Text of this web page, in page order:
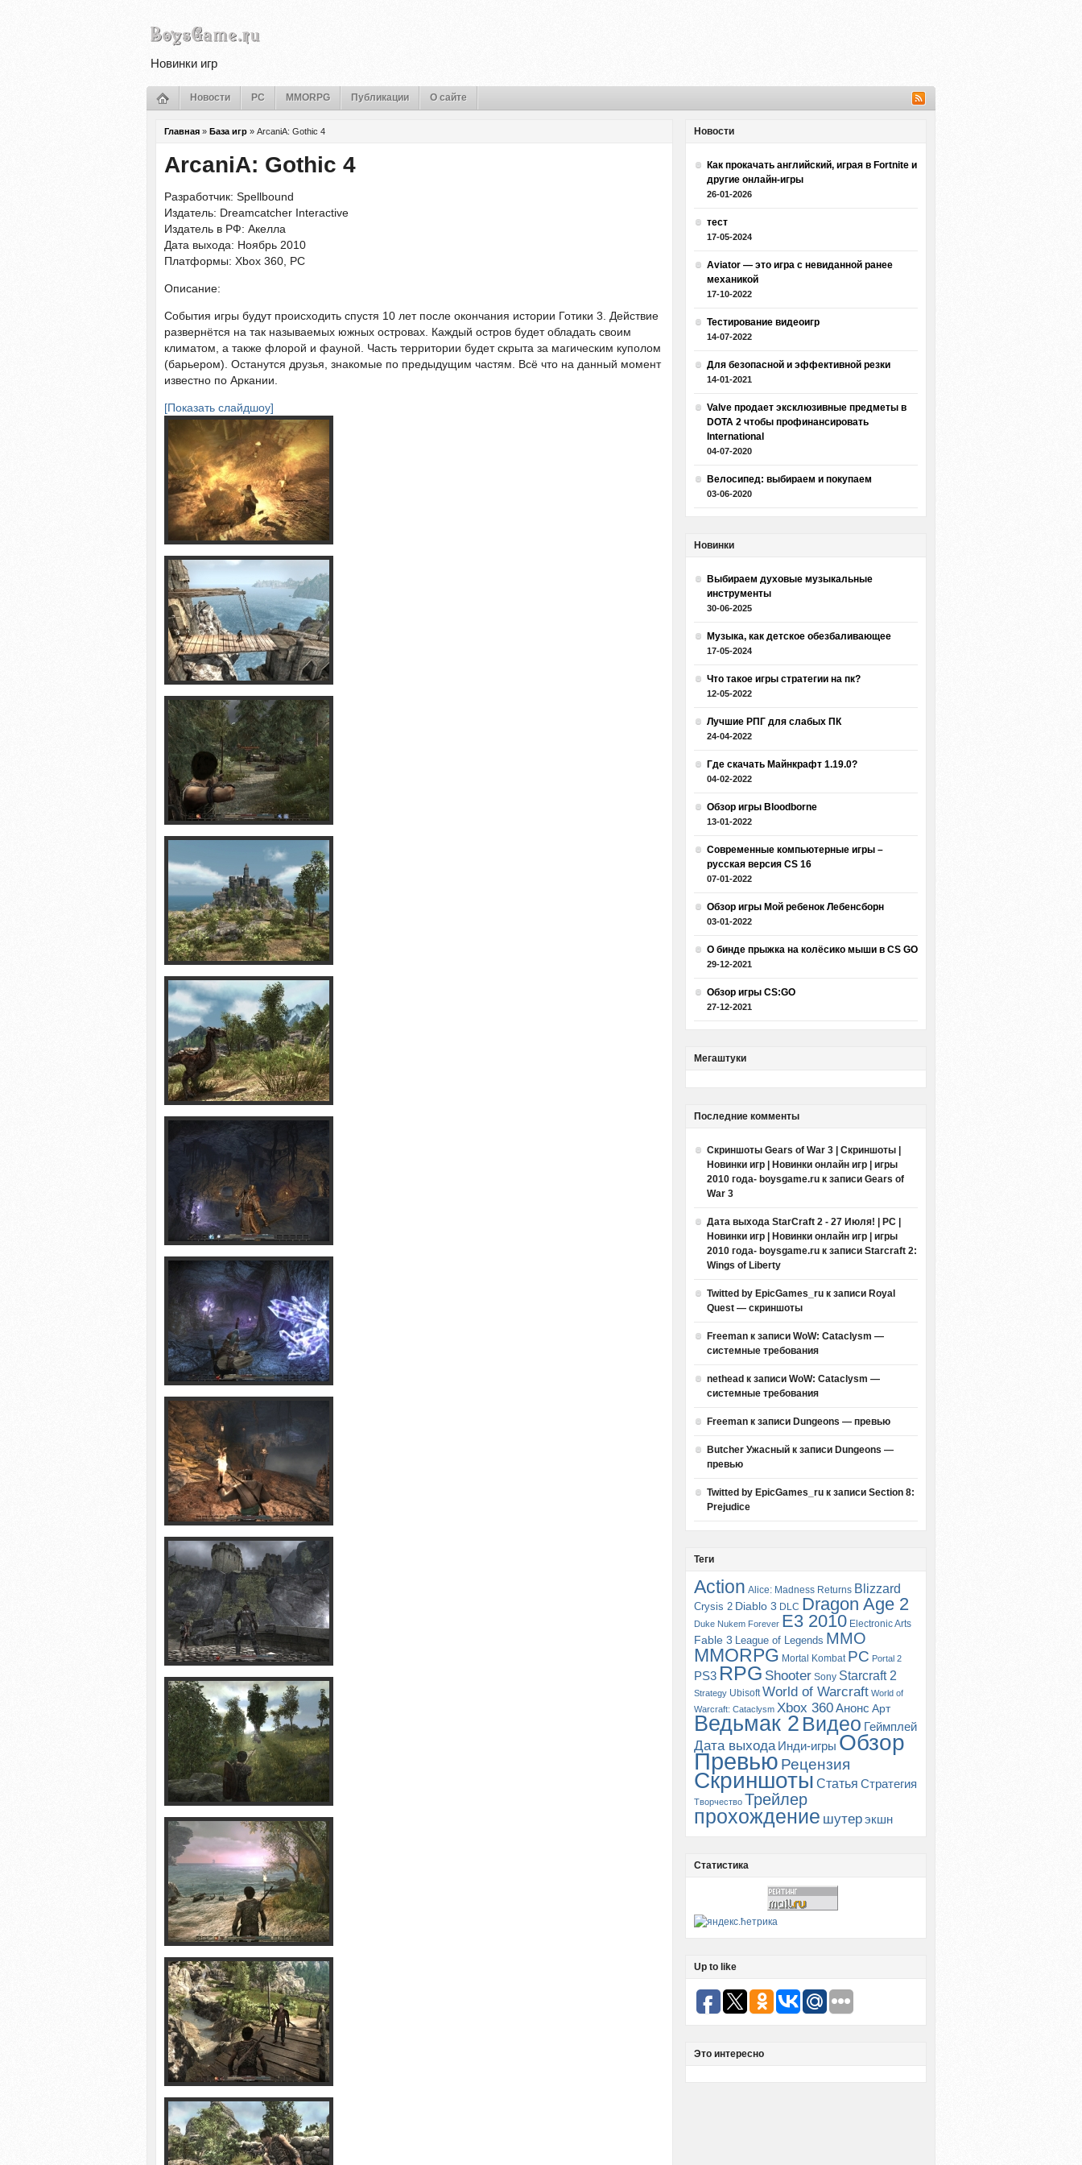
Новинки игр
Новости PC MMORPG Публикации О сайте
Главная » База игр » ArcaniA: Gothic 4
ArcaniA: Gothic 4
Разработчик: Spellbound
Издатель: Dreamcatcher Interactive
Издатель в РФ: Акелла
Дата выхода: Ноябрь 2010
Платформы: Xbox 360, PC
Описание:
События игры будут происходить спустя 10 лет после окончания истории Готики 3. Действие
развернётся на так называемых южных островах. Каждый остров будет обладать своим
климатом, а также флорой и фауной. Часть территории будет скрыта за магическим куполом
(барьером). Останутся друзья, знакомые по предыдущим частям. Всё что на данный момент
известно по Аркании.
[Показать слайдшоу]
Новости
Как прокачать английский, играя в Fortnite и
другие онлайн-игры
26-01-2026
тест
17-05-2024
Aviator — это игра с невиданной ранее
механикой
17-10-2022
Тестирование видеоигр
14-07-2022
Для безопасной и эффективной резки
14-01-2021
Valve продает эксклюзивные предметы в
DOTA 2 чтобы профинансировать
International
04-07-2020
Велосипед: выбираем и покупаем
03-06-2020
Новинки
Выбираем духовые музыкальные
инструменты
30-06-2025
Музыка, как детское обезбаливающее
17-05-2024
Что такое игры стратегии на пк?
12-05-2022
Лучшие РПГ для слабых ПК
24-04-2022
Где скачать Майнкрафт 1.19.0?
04-02-2022
Обзор игры Bloodborne
13-01-2022
Современные компьютерные игры –
русская версия CS 16
07-01-2022
Обзор игры Мой ребенок Лебенсборн
03-01-2022
О бинде прыжка на колёсико мыши в CS GO
29-12-2021
Обзор игры CS:GO
27-12-2021
Мегаштуки
Последние комменты
Скриншоты Gears of War 3 | Скриншоты |
Новинки игр | Новинки онлайн игр | игры
2010 года- boysgame.ru к записи Gears of
War 3
Дата выхода StarCraft 2 - 27 Июля! | PC |
Новинки игр | Новинки онлайн игр | игры
2010 года- boysgame.ru к записи Starcraft 2:
Wings of Liberty
Twitted by EpicGames_ru к записи Royal
Quest — скриншоты
Freeman к записи WoW: Cataclysm —
системные требования
nethead к записи WoW: Cataclysm —
системные требования
Freeman к записи Dungeons — превью
Butcher Ужасный к записи Dungeons —
превью
Twitted by EpicGames_ru к записи Section 8:
Prejudice
Теги
Action Alice: Madness Returns Blizzard
Crysis 2 Diablo 3 DLC Dragon Age 2
Duke Nukem Forever E3 2010 Electronic Arts
Fable 3 League of Legends MMO
MMORPG Mortal Kombat PC Portal 2
PS3 RPG Shooter Sony Starcraft 2
Strategy Ubisoft World of Warcraft World of
Warcraft: Cataclysm Xbox 360Анонс Арт
Ведьмак 2 Видео Геймплей
Дата выхода Инди-игры Обзор
Превью Рецензия
Скриншоты Статья Стратегия
Творчество Трейлер
прохождение шутерэкшн
Статистика
Up to like
Это интересно